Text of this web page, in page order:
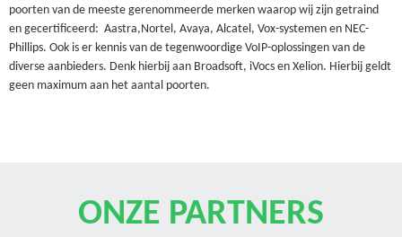
poorten van de meeste gerenommeerde merken waarop wij zijn getraind
en gecertificeerd: Aastra,Nortel, Avaya, Alcatel, Vox-systemen en NEC-
Phillips. Ook is er kennis van de tegenwoordige VoIP-oplossingen van de
diverse aanbieders. Denk hierbij aan Broadsoft, iVocs en Xelion. Hierbij geldt
geen maximum aan het aantal poorten.
ONZE PARTNERS